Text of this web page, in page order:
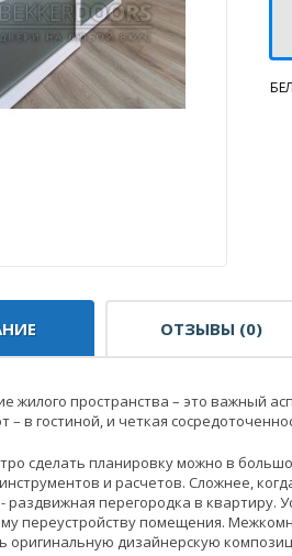
ОТЗЫВЫ (0)
жилого пространства – это важный
– в гостиной, и четкая
сделать планировку можно в
и расчетов. Сложнее,
раздвижная перегородка в квартиру.
переустройству помещения.
оригинальную дизайнерскую